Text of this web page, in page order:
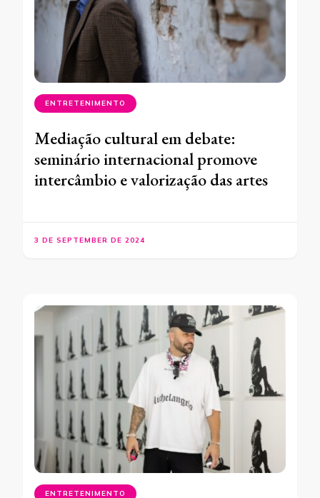
ENTRETENIMENTO
Mediação cultural em debate:
seminário internacional promove
intercâmbio e valorização das artes
3 DE SEPTEMBER DE 2024
ENTRETENIMENTO